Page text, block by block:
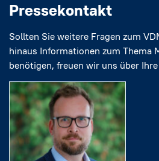
Pressekontakt
Sollten Sie weitere Fragen zum
hinaus Informationen zum Thema
benötigen, freuen wir uns über